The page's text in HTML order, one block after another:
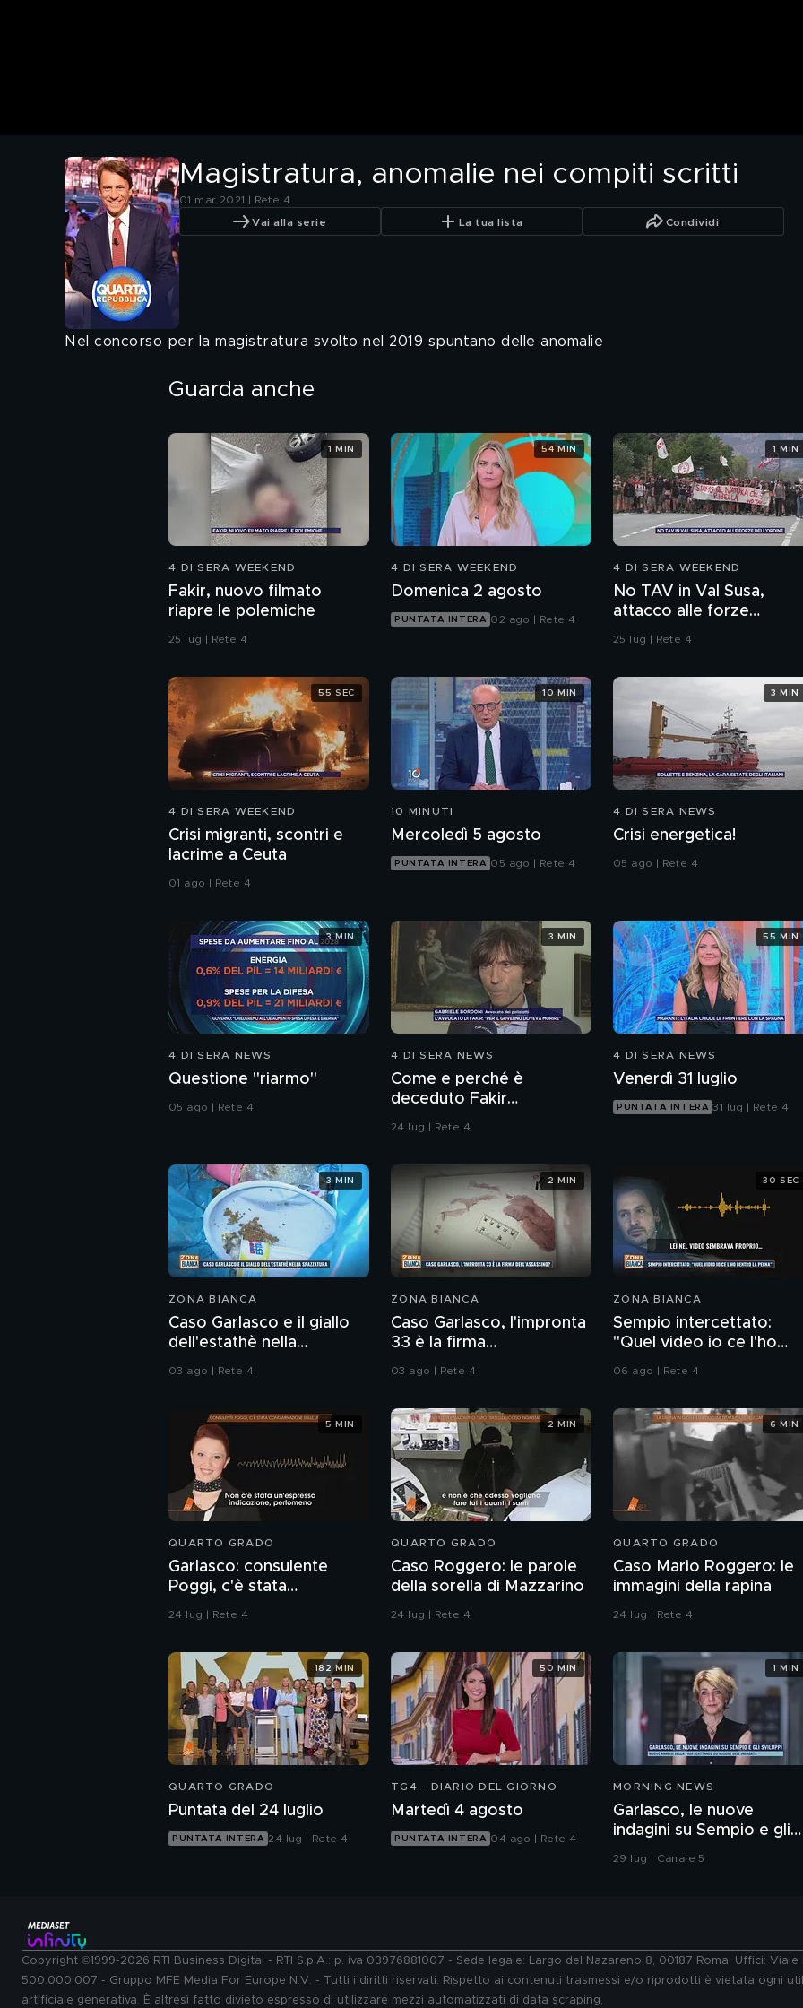
Magistratura, anomalie nei compiti scritti
01 mar 2021 | Rete 4
Vai alla serie La tua lista Condividi
Nel concorso per la magistratura svolto nel 2019 spuntano delle anomalie
Guarda anche
4 DI SERA WEEKEND
Fakir, nuovo filmato
riapre le polemiche
25 lug | Rete 4
1 MIN
4 DI SERA WEEKEND
Domenica 2 agosto
PUNTATA INTERA 02 ago | Rete 4
54 MIN
4 DI SERA WEEKEND
No TAV in Val Susa,
attacco alle forze
dell'ordine
25 lug | Rete 4
1 MIN
4 DI SERA WEEKEND
Crisi migranti, scontri e
lacrime a Ceuta
01 ago | Rete 4
55 SEC
10 MINUTI
Mercoledì 5 agosto
PUNTATA INTERA 05 ago | Rete 4
10 MIN
4 DI SERA NEWS
Crisi energetica!
05 ago | Rete 4
3 MIN
4 DI SERA NEWS
Questione "riarmo"
05 ago | Rete 4
3 MIN
4 DI SERA NEWS
Come e perché è
deceduto Fakir
Abderrahim?
24 lug | Rete 4
3 MIN
4 DI SERA NEWS
Venerdì 31 luglio
PUNTATA INTERA 31 lug | Rete 4
55 MIN
ZONA BIANCA
Caso Garlasco e il giallo
dell'estathè nella
spazzatura
03 ago | Rete 4
3 MIN
ZONA BIANCA
Caso Garlasco, l'impronta
33 è la firma
dell'assassino?
03 ago | Rete 4
2 MIN
ZONA BIANCA
Sempio intercettato:
"Quel video io ce l'ho
dentro la penna"
06 ago | Rete 4
30 SEC
QUARTO GRADO
Garlasco: consulente
Poggi, c'è stata
contaminazione sulle
24 lug | Rete 4
5 MIN
QUARTO GRADO
Caso Roggero: le parole
della sorella di Mazzarino
24 lug | Rete 4
2 MIN
QUARTO GRADO
Caso Mario Roggero: le
immagini della rapina
24 lug | Rete 4
6 MIN
QUARTO GRADO
Puntata del 24 luglio
PUNTATA INTERA 24 lug | Rete 4
182 MIN
TG4 - DIARIO DEL GIORNO
Martedì 4 agosto
PUNTATA INTERA 04 ago | Rete 4
50 MIN
MORNING NEWS
Garlasco, le nuove
indagini su Sempio e gli
sviluppi
29 lug | Canale 5
1 MIN
Copyright ©1999-2026 RTI Business Digital - RTI S.p.A.: p. iva 03976881007 - Sede legale: Largo del Nazareno 8, 00187 Roma. Uffici:
500.000.007 - Gruppo MFE Media For Europe N.V. - Tutti i diritti riservati. Rispetto ai contenuti trasmessi e/o riprodotti è vietata ogni
artificiale generativa. È altresì fatto divieto espresso di utilizzare mezzi automatizzati di data scraping.